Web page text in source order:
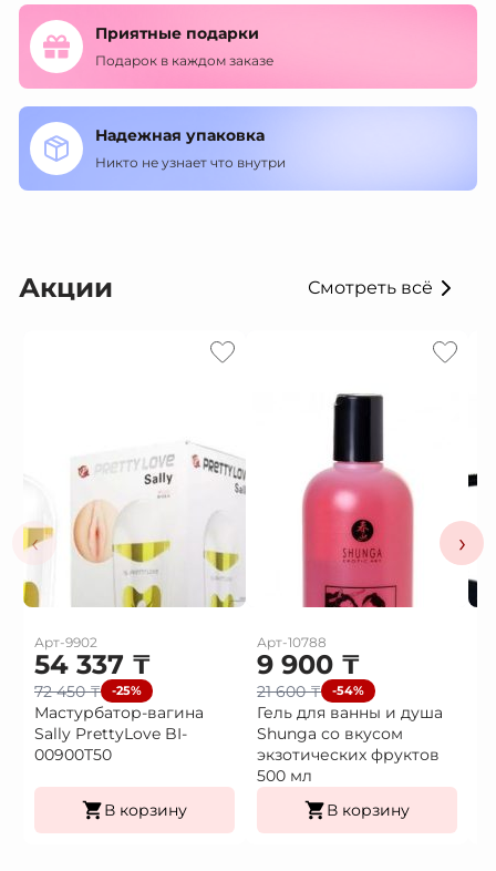
Приятные подарки
Подарок в каждом заказе
Надежная упаковка
Никто не узнает что внутри
Акции Смотреть всё
‹
Арт-9902
54 337 ₸
72 450₸ -25%
Мастурбатор-вагина
Sally PrettyLove BI-
00900T50
В корзину
Арт-10788
9 900 ₸
21 600₸ -54%
Гель для ванны и душа
Shunga со вкусом
экзотических фруктов
500 мл
В корзину
›